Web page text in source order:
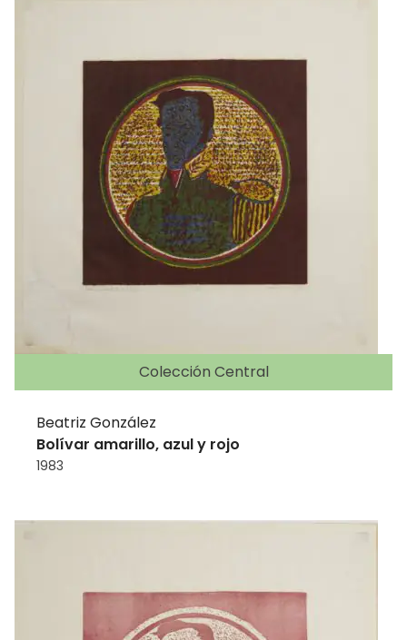
Colección Central
Beatriz González
Bolívar amarillo, azul y rojo
1983